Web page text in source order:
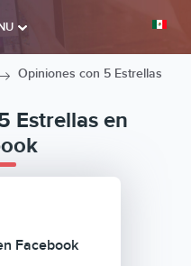
Opiniones con 5 Estrellas
Estrellas en
Facebook